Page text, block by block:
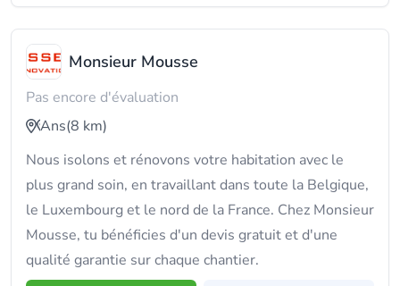
Monsieur Mousse
Pas encore d'évaluation
Ans(8 km)
Nous isolons et rénovons votre habitation avec le
plus grand soin, en travaillant dans toute la Belgique,
le Luxembourg et le nord de la France. Chez Monsieur
Mousse, tu bénéficies d'un devis gratuit et d'une
qualité garantie sur chaque chantier.